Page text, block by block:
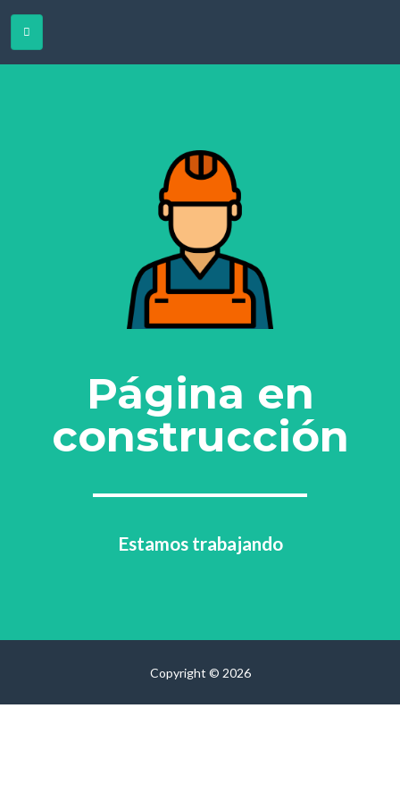
Página en
construcción
Estamos trabajando
Copyright © 2026